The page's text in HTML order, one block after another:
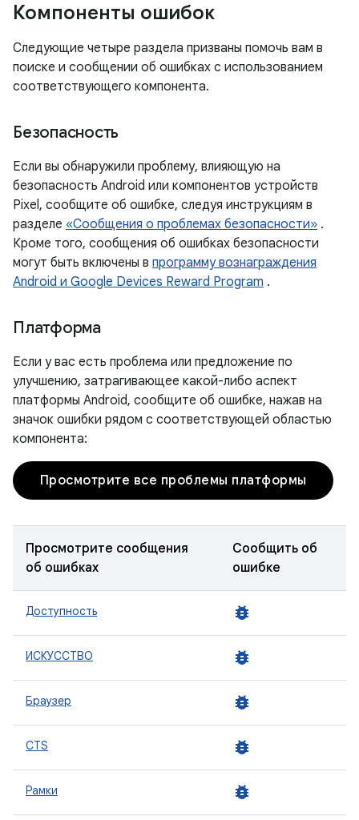
Компоненты ошибок
Следующие четыре раздела призваны помочь вам в
поиске и сообщении об ошибках с использованием
соответствующего компонента.
Безопасность
Если вы обнаружили проблему, влияющую на
безопасность Android или компонентов устройств
Pixel, сообщите об ошибке, следуя инструкциям в
разделе «Сообщения о проблемах безопасности» .
Кроме того, сообщения об ошибках безопасности
могут быть включены в программу вознаграждения
Android и Google Devices Reward Program .
Платформа
Если у вас есть проблема или предложение по
улучшению, затрагивающее какой-либо аспект
платформы Android, сообщите об ошибке, нажав на
значок ошибки рядом с соответствующей областью
компонента:
Просмотрите все проблемы платформы
Просмотрите сообщения
об ошибках
Сообщить об
ошибке
Доступность bug_report
ИСКУССТВО bug_report
Браузер bug_report
CTS bug_report
Рамки bug_report